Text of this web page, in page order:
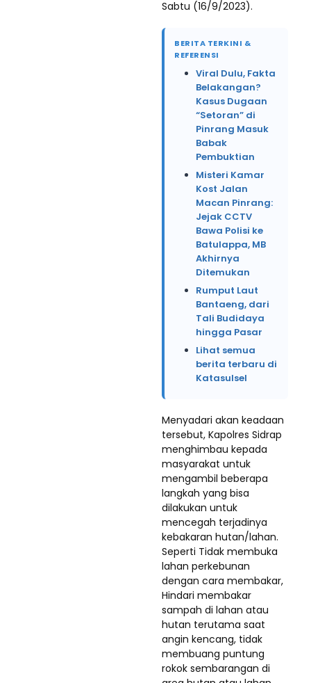
Sabtu (16/9/2023).
BERITA TERKINI &
REFERENSI
Viral Dulu, Fakta
Belakangan?
Kasus Dugaan
“Setoran” di
Pinrang Masuk
Babak
Pembuktian
Misteri Kamar
Kost Jalan
Macan Pinrang:
Jejak CCTV
Bawa Polisi ke
Batulappa, MB
Akhirnya
Ditemukan
Rumput Laut
Bantaeng, dari
Tali Budidaya
hingga Pasar
Lihat semua
berita terbaru di
Katasulsel
Menyadari akan keadaan
tersebut, Kapolres Sidrap
menghimbau kepada
masyarakat untuk
mengambil beberapa
langkah yang bisa
dilakukan untuk
mencegah terjadinya
kebakaran hutan/lahan.
Seperti Tidak membuka
lahan perkebunan
dengan cara membakar,
Hindari membakar
sampah di lahan atau
hutan terutama saat
angin kencang, tidak
membuang puntung
rokok sembarangan di